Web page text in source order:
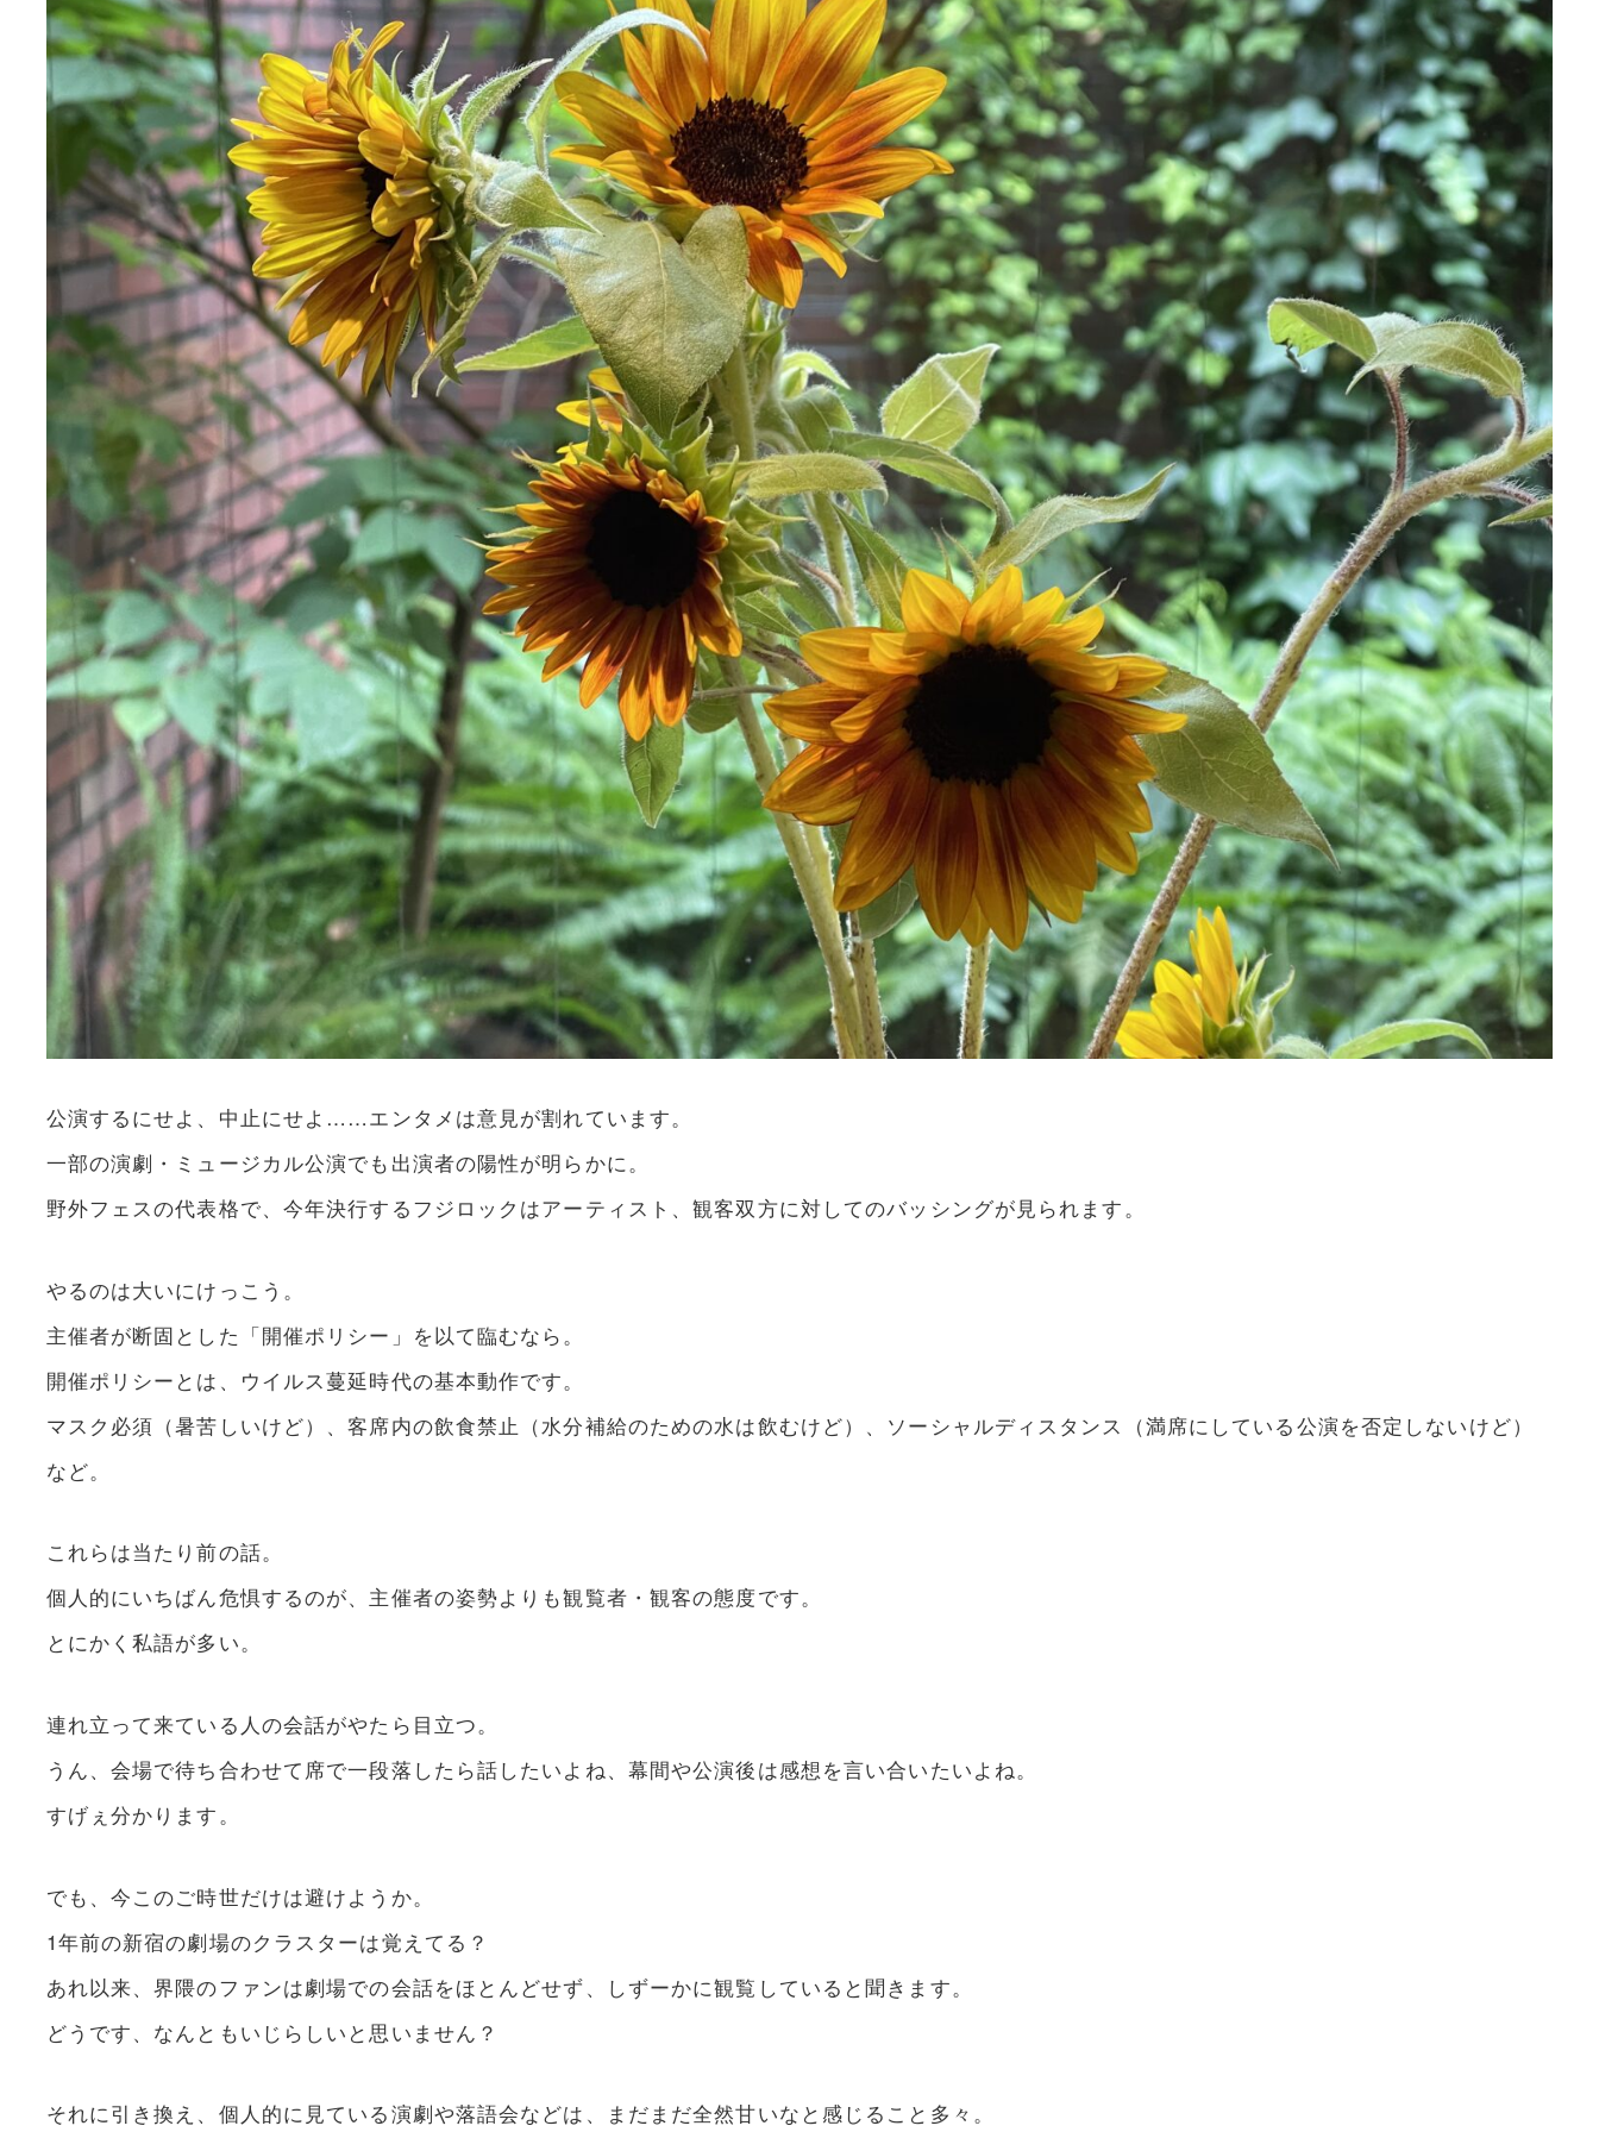
公演するにせよ、中止にせよ……エンタメは意見が割れています。
一部の演劇・ミュージカル公演でも出演者の陽性が明らかに。
野外フェスの代表格で、今年決行するフジロックはアーティスト、観客双方に対してのバッシングが見られます。
やるのは大いにけっこう。
主催者が断固とした「開催ポリシー」を以て臨むなら。
開催ポリシーとは、ウイルス蔓延時代の基本動作です。
マスク必須（暑苦しいけど）、客席内の飲食禁止（水分補給のための水は飲むけど）、ソーシャルディスタンス（満席にしている公演を否定しないけど）
など。
これらは当たり前の話。
個人的にいちばん危惧するのが、主催者の姿勢よりも観覧者・観客の態度です。
とにかく私語が多い。
連れ立って来ている人の会話がやたら目立つ。
うん、会場で待ち合わせて席で一段落したら話したいよね、幕間や公演後は感想を言い合いたいよね。
すげぇ分かります。
でも、今このご時世だけは避けようか。
1年前の新宿の劇場のクラスターは覚えてる？
あれ以来、界隈のファンは劇場での会話をほとんどせず、しずーかに観覧していると聞きます。
どうです、なんともいじらしいと思いません？
それに引き換え、個人的に見ている演劇や落語会などは、まだまだ全然甘いなと感じること多々。